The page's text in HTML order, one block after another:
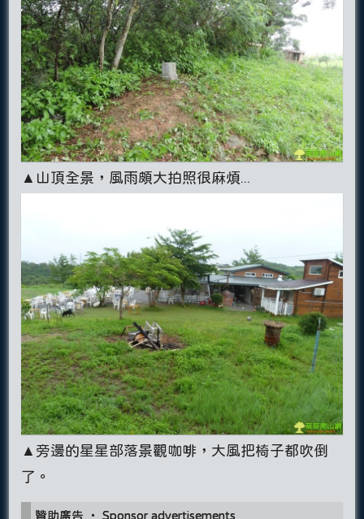
▲山頂全景，風雨頗大拍照很麻煩...
▲旁邊的星星部落景觀咖啡，大風把椅子都吹倒
了。
贊助廣告 ‧ Sponsor advertisements